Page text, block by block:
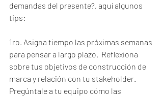
demandas del presente?, aquí algunos
tips:
1ro. Asigna tiempo las próximas semanas
para pensar a largo plazo.  Reflexiona
sobre tus objetivos de construcción de
marca y relación con tu stakeholder.
Pregúntale a tu equipo cómo las